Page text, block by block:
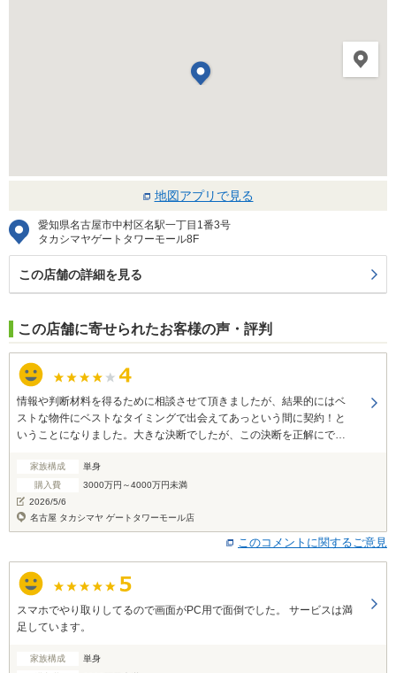
地図アプリで見る
愛知県名古屋市中村区名駅一丁目1番3号
タカシマヤゲートタワーモール8F
この店舗の詳細を見る
この店舗に寄せられたお客様の声・評判
情報や判断材料を得るために相談させて頂きましたが、結果的にはベ
ストな物件にベストなタイミングで出会えてあっという間に契約！と
いうことになりました。大きな決断でしたが、この決断を正解にでき
た！家族構成
単身
購入費
3000万円～4000万円未満
2026/5/6
名古屋 タカシマヤ ゲートタワーモール店
このコメントに関するご意見
スマホでやり取りしてるので画面がPC用で面倒でした。 サービスは満
足しています。
家族構成
単身